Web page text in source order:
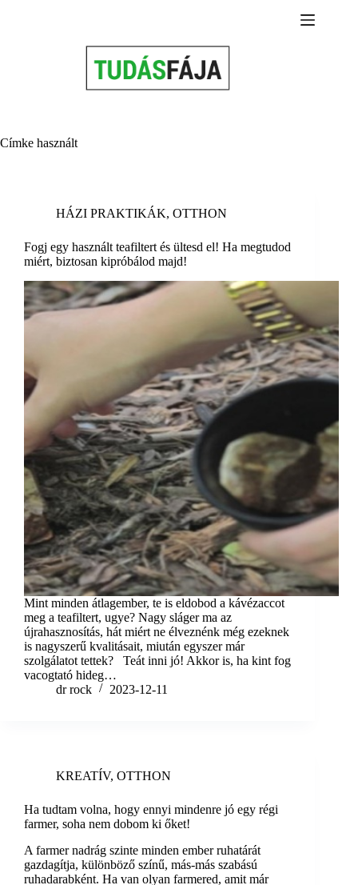
Címke használt
HÁZI PRAKTIKÁK, OTTHON
Fogj egy használt teafiltert és ültesd el! Ha megtudod
miért, biztosan kipróbálod majd!
Mint minden átlagember, te is eldobod a kávézaccot
meg a teafiltert, ugye? Nagy sláger ma az
újrahasznosítás, hát miért ne élveznénk még ezeknek
is nagyszerű kvalitásait, miután egyszer már
szolgálatot tettek? Teát inni jó! Akkor is, ha kint fog
vacogtató hideg…
dr rock
2023-12-11
KREATÍV, OTTHON
Ha tudtam volna, hogy ennyi mindenre jó egy régi
farmer, soha nem dobom ki őket!
A farmer nadrág szinte minden ember ruhatárát
gazdagítja, különböző színű, más-más szabású
ruhadarabként. Ha van olyan farmered, amit már